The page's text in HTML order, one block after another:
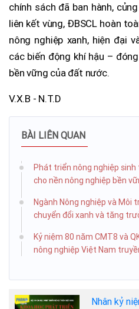
chính sách đã ban hành,
liên kết vùng, ĐBSCL hoàn
nông nghiệp xanh, hiện đại
các biến động khí hậu –
bền vững của đất nước.
V.X.B - N.T.D
BÀI LIÊN QUAN
Phát triển nông nghiệp
cho nền nông nghiệp bền
Ngành Nông nghiệp và Môi
chuyển đổi xanh và tăng
Kỷ niệm 80 năm CMT8 và
nông nghiệp Việt Nam
Nhân kỷ